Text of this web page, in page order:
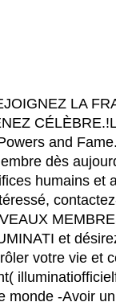
LA
and
dès
humains et
et
votre vie et
monde -Avoir